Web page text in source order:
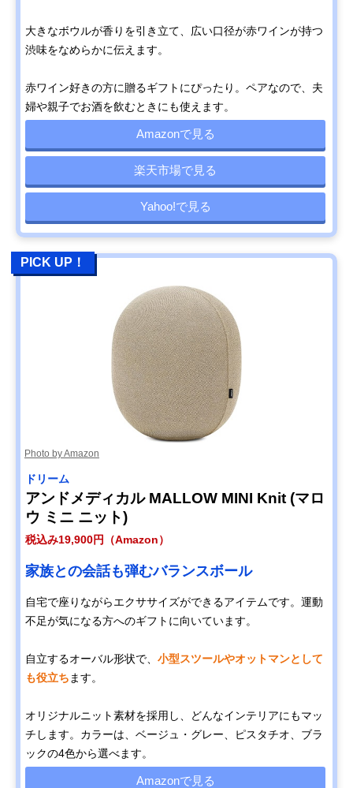
大きなボウルが香りを引き立て、広い口径が赤ワインが持つ
渋味をなめらかに伝えます。
赤ワイン好きの方に贈るギフトにぴったり。ペアなので、夫
婦や親子でお酒を飲むときにも使えます。
Amazonで見る
楽天市場で見る
Yahoo!で見る
PICK UP！
Photo by Amazon
ドリーム
アンドメディカル MALLOW MINI Knit (マロ
ウ ミニ ニット)
税込み19,900円（Amazon）
家族との会話も弾むバランスボール
自宅で座りながらエクササイズができるアイテムです。運動
不足が気になる方へのギフトに向いています。
自立するオーバル形状で、 小型スツールやオットマンとして
も役立ち ます。
オリジナルニット素材を採用し、どんなインテリアにもマッ
チします。カラーは、ベージュ・グレー、ピスタチオ、ブラ
ックの4色から選べます。
Amazonで見る